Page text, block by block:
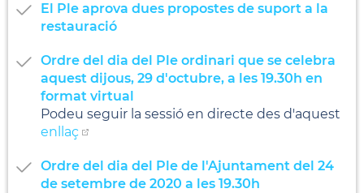
El Ple aprova dues propostes de suport a la
restauració
Ordre del dia del Ple ordinari que se celebra
aquest dijous, 29 d'octubre, a les 19.30h en
format virtual
Podeu seguir la sessió en directe des d'aquest
enllaç
Ordre del dia del Ple de l'Ajuntament del 24
de setembre de 2020 a les 19.30h